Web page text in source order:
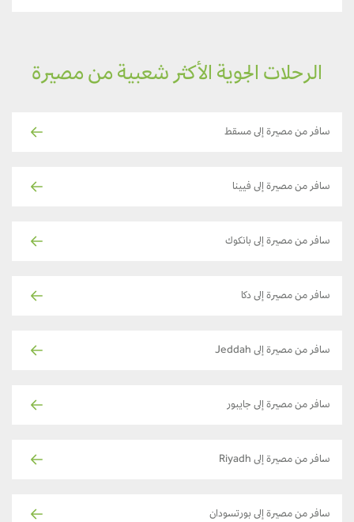
الرحلات الجوية الأكثر شعبية من مصيرة
سافر من مصيرة إلى مسقط
سافر من مصيرة إلى فيينا
سافر من مصيرة إلى بانكوك
سافر من مصيرة إلى دكا
سافر من مصيرة إلى Jeddah
سافر من مصيرة إلى جايبور
سافر من مصيرة إلى Riyadh
سافر من مصيرة إلى بورتسودان